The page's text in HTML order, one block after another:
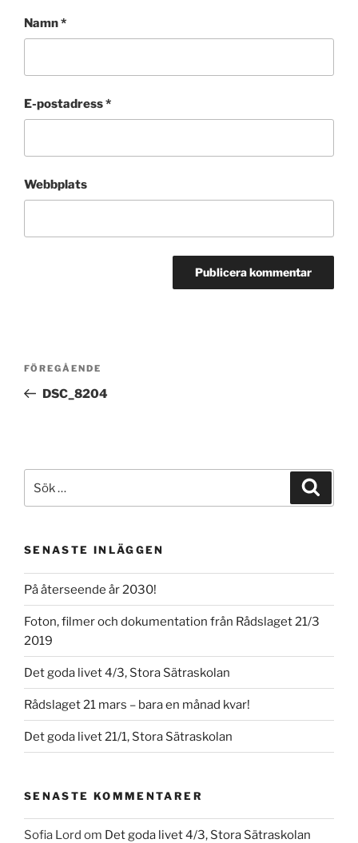
Namn*
E-postadress*
Webbplats
Inläggsnavigering
Föregående
inlägg
FÖREGÅENDE
DSC_8204
efter:
SENASTE INLÄGGEN
På återseende år 2030!
Foton, filmer och dokumentation från Rådslaget 21/3
2019
Det goda livet 4/3, Stora Sätraskolan
Rådslaget 21 mars – bara en månad kvar!
Det goda livet 21/1, Stora Sätraskolan
SENASTE KOMMENTARER
Sofia Lord om Det goda livet 4/3, Stora Sätraskolan